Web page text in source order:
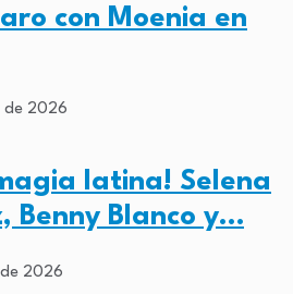
con Moenia en
de 2026
latina! Selena
Benny Blanco y…
2026